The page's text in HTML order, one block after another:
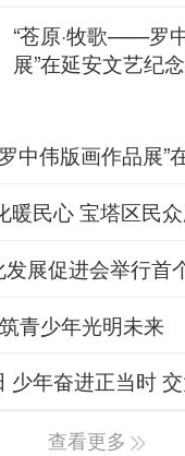
遗文脉 擦亮宝塔
为梦护航 ——西
“苍原·牧歌——罗
展”在延安文艺纪
中伟版画作品展”
暖民心 宝塔区民
展促进会举行首
青少年光明未来
少年奋进正当时
查看更多